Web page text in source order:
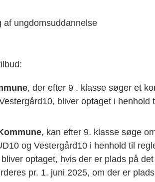
af ungdomsuddannelse
, der efter 9 . klasse søger et
bliver optaget i henhold
, kan efter 9. klasse søge
og Vestergård10 i henhold til
optaget, hvis der er plads på
pr. 1. juni 2025, om der er